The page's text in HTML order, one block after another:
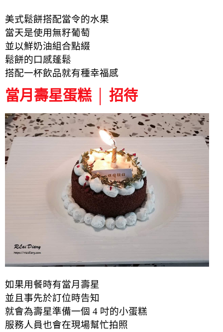
美式鬆餅搭配當令的水果
當天是使用無籽葡萄
並以鮮奶油組合點綴
鬆餅的口感蓬鬆
搭配一杯飲品就有種幸福感
當月壽星蛋糕 │ 招待
如果用餐時有當月壽星
並且事先於訂位時告知
就會為壽星準備一個 4 吋的小蛋糕
服務人員也會在現場幫忙拍照